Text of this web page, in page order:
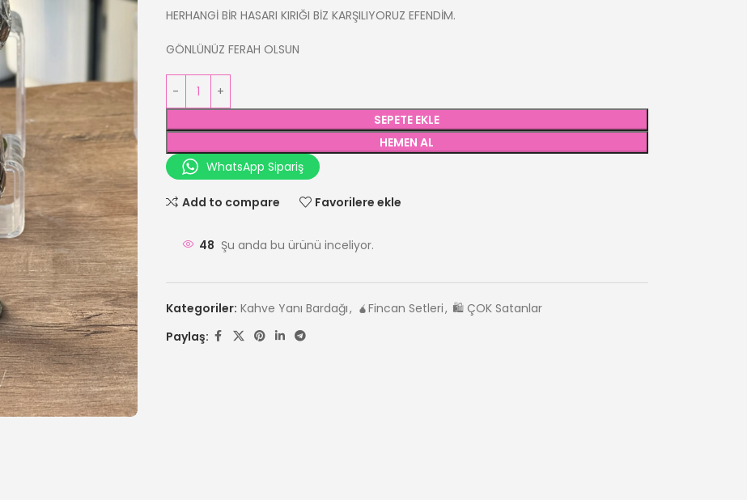
HERHANGİ BİR HASARI KIRIĞI BİZ KARŞILIYORUZ EFENDİM.
GÖNLÜNÜZ FERAH OLSUN
SEPETE EKLE
HEMEN AL
WhatsApp Sipariş
Add to compare Favorilere ekle
48 Şu anda bu ürünü inceliyor.
Kategoriler: Kahve Yanı Bardağı, 🧉Fincan Setleri, 🛍️ ÇOK Satanlar
Paylaş: